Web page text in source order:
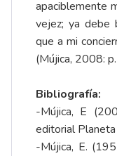
apaciblemente
vejez; ya debe
que a mi
(Mújica, 2008:
Bibliografía:
-Mújica, E
editorial Planeta
-Mújica, E.